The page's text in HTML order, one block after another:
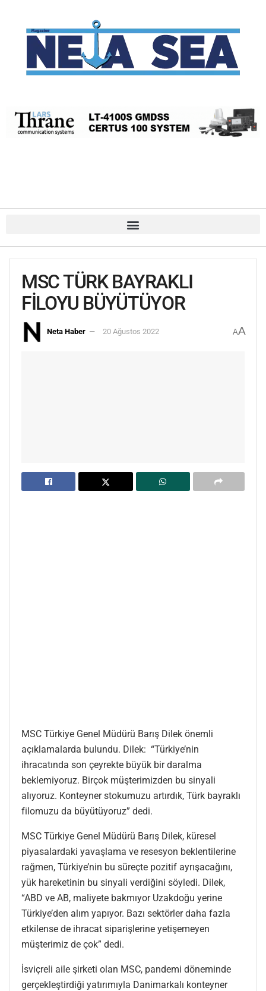
MSC TÜRK BAYRAKLI
FİLOYU BÜYÜTÜYOR
Neta Haber 20 Ağustos 2022 AA
MSC Türkiye Genel Müdürü Barış Dilek önemli
açıklamalarda bulundu. Dilek: “Türkiye’nin
ihracatında son çeyrekte büyük bir daralma
beklemiyoruz. Birçok müşterimizden bu sinyali
alıyoruz. Konteyner stokumuzu artırdık, Türk bayraklı
filomuzu da büyütüyoruz” dedi.
MSC Türkiye Genel Müdürü Barış Dilek, küresel
piyasalardaki yavaşlama ve resesyon beklentilerine
rağmen, Türkiye’nin bu süreçte pozitif ayrışacağını,
yük hareketinin bu sinyali verdiğini söyledi. Dilek,
“ABD ve AB, maliyete bakmıyor Uzakdoğu yerine
Türkiye’den alım yapıyor. Bazı sektörler daha fazla
etkilense de ihracat siparişlerine yetişemeyen
müşterimiz de çok” dedi.
İsviçreli aile şirketi olan MSC, pandemi döneminde
gerçekleştirdiği yatırımıyla Danimarkalı konteyner